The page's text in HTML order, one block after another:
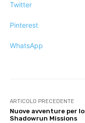
Twitter
Pinterest
WhatsApp
ARTICOLO PRECEDENTE
Nuove avventure per lo
Shadowrun Missions